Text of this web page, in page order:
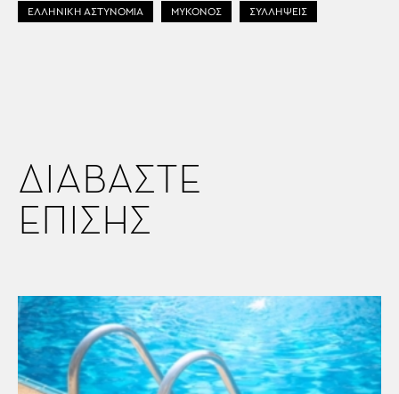
ΕΛΛΗΝΙΚΗ ΑΣΤΥΝΟΜΙΑ ΜΥΚΟΝΟΣ ΣΥΛΛΗΨΕΙΣ
ΔΙΑΒΑΣΤΕ
ΕΠΙΣΗΣ